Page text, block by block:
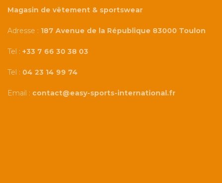
Magasin de vêtement & sportswear
Adresse : 187 Avenue de la République 83000 Toulon
Tel : +33 7 66 30 38 03
Tel : 04 23 14 99 74
Email : contact@easy-sports-international.fr